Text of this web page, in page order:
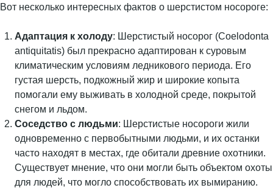
Вот несколько интересных фактов о шерстистом носороге:
Адаптация к холоду: Шерстистый носорог (Coelodonta
antiquitatis) был прекрасно адаптирован к суровым
климатическим условиям ледникового периода. Его
густая шерсть, подкожный жир и широкие копыта
помогали ему выживать в холодной среде, покрытой
снегом и льдом.
Соседство с людьми: Шерстистые носороги жили
одновременно с первобытными людьми, и их останки
часто находят в местах, где обитали древние охотники.
Существует мнение, что они могли быть объектом охоты
для людей, что могло способствовать их вымиранию.